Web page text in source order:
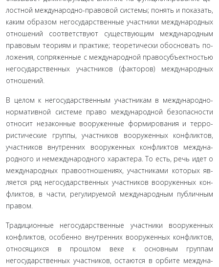
лостной международно-правовой системы; понять и показать,
каким образом негосударственные участники международных
отношений соответствуют существующим международным
правовым теориям и практике; теоретически обосновать по­
ложения, сопряженные с международной правосубъектно­стью
негосударственных участников (факторов) международ­ных
отношений.
В целом к негосударственным участникам в международ­но-
нормативной системе право международной безопасности
относит незаконные вооруженные формирования и терро­
ристические группы, участников вооруженных конфликтов,
участников внутренних вооруженных конфликтов междуна­
родного и немеждународного характера. То есть, речь идет о
международных правоотношениях, участниками которых яв­
ляется ряд негосударственных участников вооруженных кон­
фликтов, в части, регулируемой международным публичным
правом.
Традиционные негосударственные участники вооружен­ных
конфликтов, особенно внутренних вооруженных кон­фликтов,
относящихся в прошлом веке к основным группам
негосударственных участников, остаются в орбите междуна­